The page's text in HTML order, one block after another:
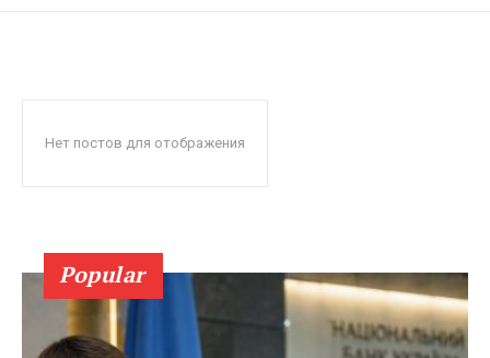
Нет постов для отображения
Popular